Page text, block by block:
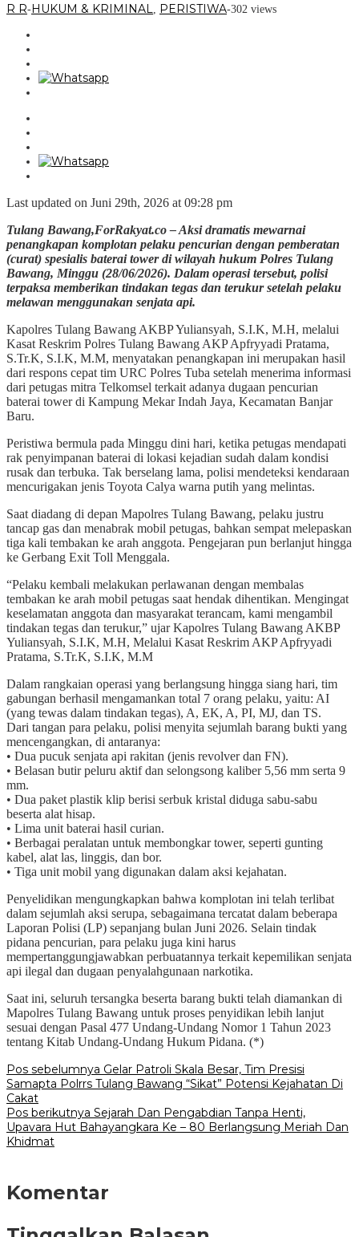
R R-HUKUM & KRIMINAL PERISTIWA-302 views
Last updated on Juni 29th, 2026 at 09:28 pm
Tulang Bawang,ForRakyat.co – Aksi dramatis mewarnai
penangkapan komplotan pelaku pencurian dengan pemberatan
(curat) spesialis baterai tower di wilayah hukum Polres Tulang
Bawang, Minggu (28/06/2026). Dalam operasi tersebut, polisi
terpaksa memberikan tindakan tegas dan terukur setelah pelaku
melawan menggunakan senjata api.
Kapolres Tulang Bawang AKBP Yuliansyah, S.I.K, M.H, melalui
Kasat Reskrim Polres Tulang Bawang AKP Apfryyadi Pratama,
S.Tr.K, S.I.K, M.M, menyatakan penangkapan ini merupakan hasil
dari respons cepat tim URC Polres Tuba setelah menerima informasi
dari petugas mitra Telkomsel terkait adanya dugaan pencurian
baterai tower di Kampung Mekar Indah Jaya, Kecamatan Banjar
Baru.
Peristiwa bermula pada Minggu dini hari, ketika petugas mendapati
rak penyimpanan baterai di lokasi kejadian sudah dalam kondisi
rusak dan terbuka. Tak berselang lama, polisi mendeteksi kendaraan
mencurigakan jenis Toyota Calya warna putih yang melintas.
Saat diadang di depan Mapolres Tulang Bawang, pelaku justru
tancap gas dan menabrak mobil petugas, bahkan sempat melepaskan
tiga kali tembakan ke arah anggota. Pengejaran pun berlanjut hingga
ke Gerbang Exit Toll Menggala.
“Pelaku kembali melakukan perlawanan dengan membalas
tembakan ke arah mobil petugas saat hendak dihentikan. Mengingat
keselamatan anggota dan masyarakat terancam, kami mengambil
tindakan tegas dan terukur,” ujar Kapolres Tulang Bawang AKBP
Yuliansyah, S.I.K, M.H, Melalui Kasat Reskrim AKP Apfryyadi
Pratama, S.Tr.K, S.I.K, M.M
Dalam rangkaian operasi yang berlangsung hingga siang hari, tim
gabungan berhasil mengamankan total 7 orang pelaku, yaitu: AI
(yang tewas dalam tindakan tegas), A, EK, A, PI, MJ, dan TS.
Dari tangan para pelaku, polisi menyita sejumlah barang bukti yang
mencengangkan, di antaranya:
• Dua pucuk senjata api rakitan (jenis revolver dan FN).
• Belasan butir peluru aktif dan selongsong kaliber 5,56 mm serta 9
mm.
• Dua paket plastik klip berisi serbuk kristal diduga sabu-sabu
beserta alat hisap.
• Lima unit baterai hasil curian.
• Berbagai peralatan untuk membongkar tower, seperti gunting
kabel, alat las, linggis, dan bor.
• Tiga unit mobil yang digunakan dalam aksi kejahatan.
Penyelidikan mengungkapkan bahwa komplotan ini telah terlibat
dalam sejumlah aksi serupa, sebagaimana tercatat dalam beberapa
Laporan Polisi (LP) sepanjang bulan Juni 2026. Selain tindak
pidana pencurian, para pelaku juga kini harus
mempertanggungjawabkan perbuatannya terkait kepemilikan senjata
api ilegal dan dugaan penyalahgunaan narkotika.
Saat ini, seluruh tersangka beserta barang bukti telah diamankan di
Mapolres Tulang Bawang untuk proses penyidikan lebih lanjut
sesuai dengan Pasal 477 Undang-Undang Nomor 1 Tahun 2023
tentang Kitab Undang-Undang Hukum Pidana. (*)
Navigasi
pos
Pos sebelumnya Gelar Patroli Skala Besar, Tim Presisi
Samapta Polrrs Tulang Bawang “Sikat” Potensi Kejahatan Di
Cakat
Pos berikutnya Sejarah Dan Pengabdian Tanpa Henti,
Upavara Hut Bahayangkara Ke – 80 Berlangsung Meriah Dan
Khidmat
Komentar